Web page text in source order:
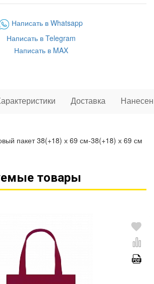
Написать в Whatsapp
Написать в Telegram
Написать в MAX
Доставка
пакет 38(+18) х 69 см-38(+18) х 69 см
товары